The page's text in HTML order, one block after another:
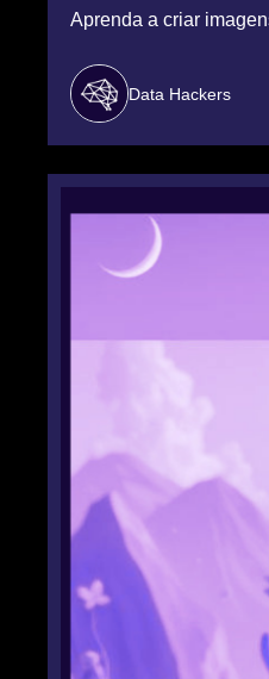
Aprenda a criar
Data Hackers